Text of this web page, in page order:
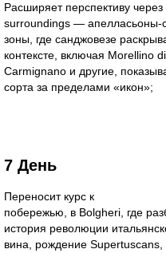
Расширяет перспективу
surroundings — апелласьоны-
зоны, где санджовезе
контексте, включая Morellino
Carmignano и другие,
сорта за пределами «икон»;
7 День
Переносит курс к
побережью, в Bolgheri, где
история революции
вина, рождение Supertuscans,